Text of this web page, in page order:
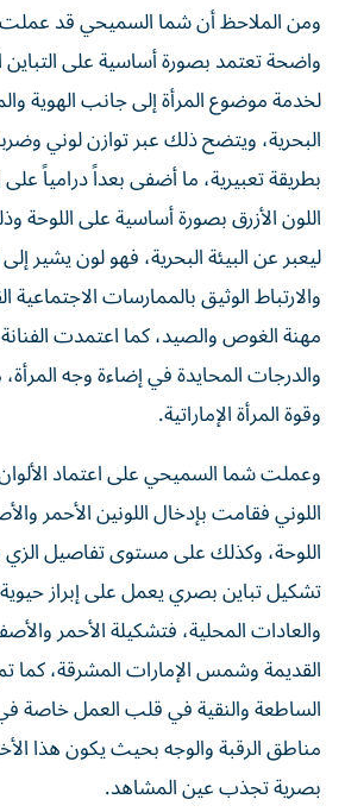
ومن الملاحظ أن شما السميحي قد
واضحة تعتمد بصورة أساسية على التباين
لخدمة موضوع المرأة إلى جانب الهوية
البحرية، ويتضح ذلك عبر توازن لوني
بطريقة تعبيرية، ما أضفى بعداً درامياً
اللون الأزرق بصورة أساسية على اللوحة
ليعبر عن البيئة البحرية، فهو لون يشير
والارتباط الوثيق بالممارسات الاجتماعية
مهنة الغوص والصيد، كما اعتمدت
والدرجات المحايدة في إضاءة وجه
وقوة المرأة الإماراتية.
وعملت شما السميحي على اعتماد
اللوني فقامت بإدخال اللونين الأحمر
اللوحة، وكذلك على مستوى تفاصيل
تشكيل تباين بصري يعمل على إبراز حيوية
والعادات المحلية، فتشكيلة الأحمر
القديمة وشمس الإمارات المشرقة، كما تم
الساطعة والنقية في قلب العمل خاصة
مناطق الرقبة والوجه بحيث يكون هذا
بصرية تجذب عين المشاهد.